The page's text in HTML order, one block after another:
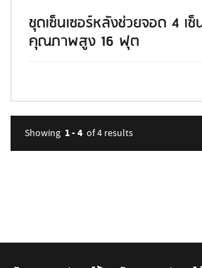
ชุดเซ็นเซอร์หลังช่วยจอด 4 เ
คุณภาพสูง 16 ฟุต
Showing 1 - 4 of 4 results